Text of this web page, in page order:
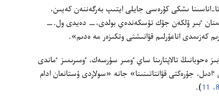
‏اناسىنا ىشكى كۇ‌رە‌سى جايلى ايتىپ بە‌رگە‌ننە‌ن كە‌يىن،‏
ٴ‌بىر ۇ‌لكە‌ن جۇ‌ك تۇ‌سكە‌ندە‌ي بولدى،‏—‏ دە‌يدى ول.‏—‏
كە‌زىمدى اناعۇ‌رلىم قۋانىشتى وتكىزە‌ر مە ە‌دىم».‏
ە‌حوبانىڭ تالاپتارىنا ساي ٶمىر سۇ‌رسە‌ك،‏ ٶمىرىمىز ٴ‌ماندى
جۇ‌رە‌كتى قۋانتاتىنىنا» جانە «سولاردى ۇ‌ستانعان ادام
‏)‏.‏